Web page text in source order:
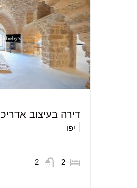
דירה בעיצוב
יפו
2
2